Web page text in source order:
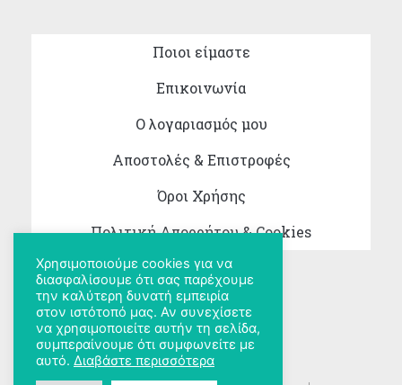
Ποιοι είμαστε
Επικοινωνία
Ο λογαριασμός μου
Αποστολές & Επιστροφές
Όροι Χρήσης
Πολιτική Απορρήτου & Cookies
Χρησιμοποιούμε cookies για να
διασφαλίσουμε ότι σας παρέχουμε
την καλύτερη δυνατή εμπειρία
στον ιστότοπό μας. Αν συνεχίσετε
να χρησιμοποιείτε αυτήν τη σελίδα,
συμπεραίνουμε ότι συμφωνείτε με
αυτό. Διαβάστε περισσότερα